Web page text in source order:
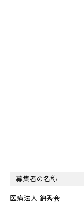
募集者の名称
医療法人 錦秀会